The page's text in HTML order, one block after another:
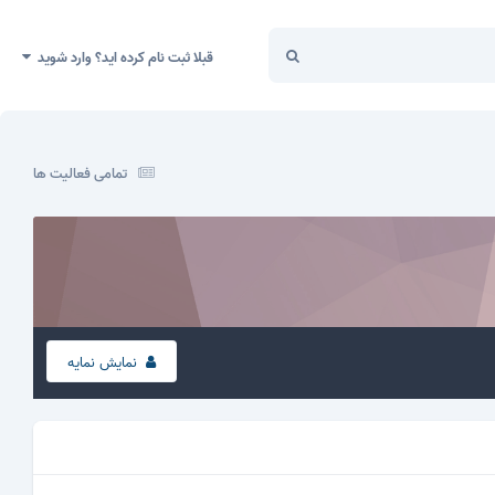
قبلا ثبت نام کرده اید؟ وارد شوید
تمامی فعالیت ها
نمایش نمایه